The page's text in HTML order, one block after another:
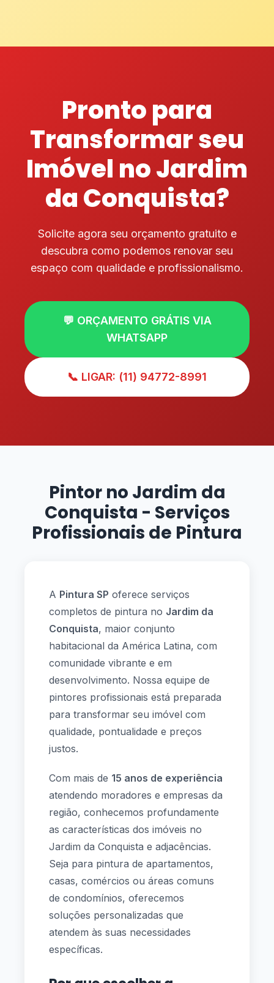
Pronto para
Transformar seu
Imóvel no Jardim
da Conquista?
Solicite agora seu orçamento gratuito e
descubra como podemos renovar seu
espaço com qualidade e profissionalismo.
💬 ORÇAMENTO GRÁTIS VIA
WHATSAPP
📞 LIGAR: (11) 94772-8991
Pintor no Jardim da
Conquista - Serviços
Profissionais de Pintura
A Pintura SP oferece serviços
completos de pintura no Jardim da
Conquista, maior conjunto
habitacional da América Latina, com
comunidade vibrante e em
desenvolvimento. Nossa equipe de
pintores profissionais está preparada
para transformar seu imóvel com
qualidade, pontualidade e preços
justos.
Com mais de 15 anos de experiência
atendendo moradores e empresas da
região, conhecemos profundamente
as características dos imóveis no
Jardim da Conquista e adjacências.
Seja para pintura de apartamentos,
casas, comércios ou áreas comuns
de condomínios, oferecemos
soluções personalizadas que
atendem às suas necessidades
específicas.